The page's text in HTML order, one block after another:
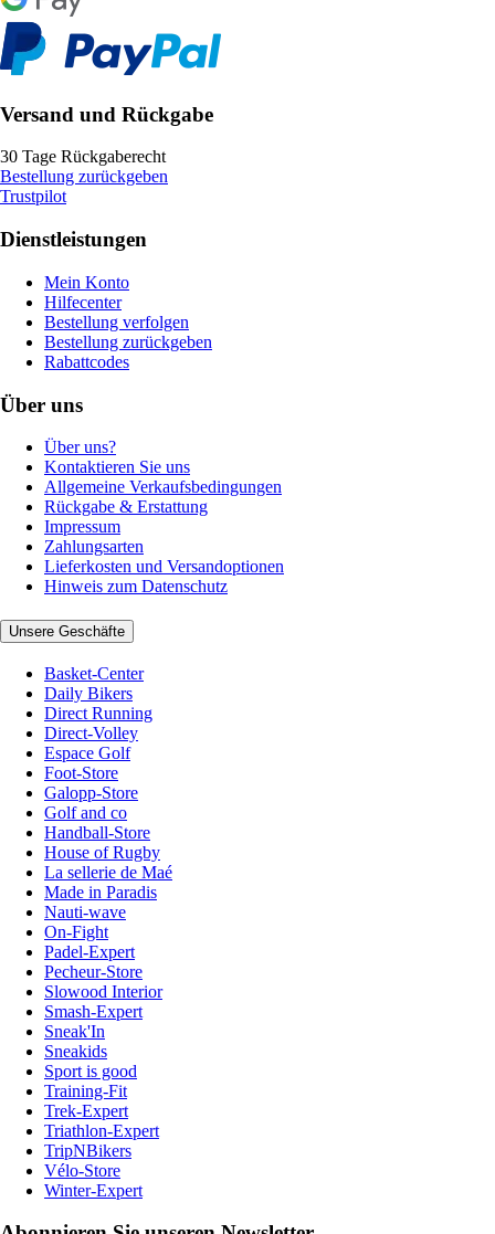
Versand und Rückgabe
30 Tage Rückgaberecht
Bestellung zurückgeben
Trustpilot
Dienstleistungen
Mein Konto
Hilfecenter
Bestellung verfolgen
Bestellung zurückgeben
Rabattcodes
Über uns
Über uns?
Kontaktieren Sie uns
Allgemeine Verkaufsbedingungen
Rückgabe & Erstattung
Impressum
Zahlungsarten
Lieferkosten und Versandoptionen
Hinweis zum Datenschutz
Unsere Geschäfte
Basket-Center
Daily Bikers
Direct Running
Direct-Volley
Espace Golf
Foot-Store
Galopp-Store
Golf and co
Handball-Store
House of Rugby
La sellerie de Maé
Made in Paradis
Nauti-wave
On-Fight
Padel-Expert
Pecheur-Store
Slowood Interior
Smash-Expert
Sneak'In
Sneakids
Sport is good
Training-Fit
Trek-Expert
Triathlon-Expert
TripNBikers
Vélo-Store
Winter-Expert